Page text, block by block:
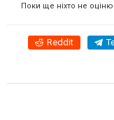
Поки ще ніхто не
Reddit